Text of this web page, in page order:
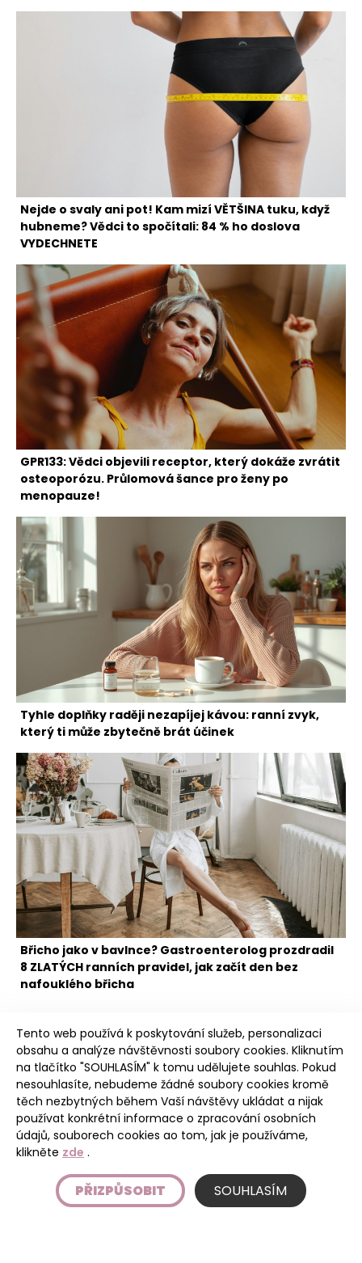
Nejde o svaly ani pot! Kam mizí VĚTŠINA tuku, když
hubneme? Vědci to spočítali: 84 % ho doslova
VYDECHNETE
GPR133: Vědci objevili receptor, který dokáže zvrátit
osteoporózu. Průlomová šance pro ženy po
menopauze!
Tyhle doplňky raději nezapíjej kávou: ranní zvyk,
který ti může zbytečně brát účinek
Břicho jako v bavlnce? Gastroenterolog prozdradil
8 ZLATÝCH ranních pravidel, jak začít den bez
nafouklého břicha
Poudree
Úvod
Etický kodex
Tento web používá k poskytování služeb, personalizaci
obsahu a analýze návštěvnosti soubory cookies. Kliknutím
na tlačítko "SOUHLASÍM" k tomu udělujete souhlas. Pokud
nesouhlasíte, nebudeme žádné soubory cookies kromě
těch nezbytných během Vaší návštěvy ukládat a nijak
používat konkrétní informace o zpracování osobních
údajů, souborech cookies ao tom, jak je používáme,
klikněte zde .
PŘIZPŮSOBIT SOUHLASÍM